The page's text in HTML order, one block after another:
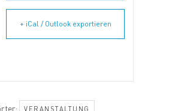
+ iCal / Outlook exportieren
VERANSTALTUNG